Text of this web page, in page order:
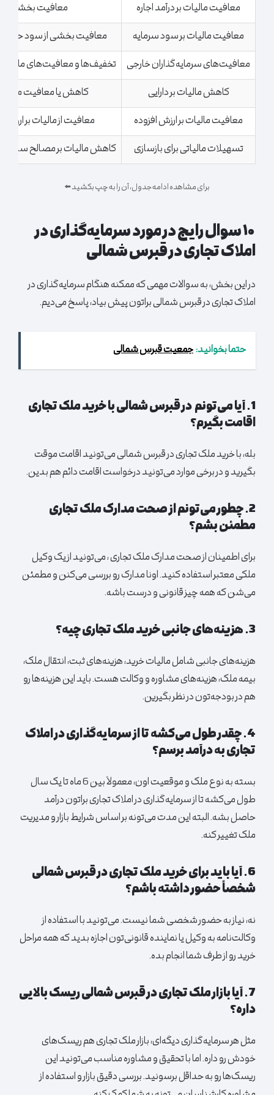
معافیت مالیات بر درآمد اجاره
معافیت بخشی از
معافیت مالیات بر سود سرمایه
معافیت بخشی از سود حاصل
معافیت‌های سرمایه‌گذاران خارجی
تخفیف‌ها و معافیت‌های
کاهش مالیات بر دارایی
کاهش یا معافیت مالیات
معافیت مالیات بر ارزش افزوده
معافیت از مالیات بر ارزش
تسهیلات مالیاتی برای بازسازی
کاهش مالیات بر مصالح
برای مشاهده ادامه جدول، آن را به چپ بکشید ⬅️
سوال رایج در مورد سرمایه‌گذاری در
املاک تجاری در قبرس شمالی
در این بخش، به سوالات مهمی که ممکنه هنگام سرمایه‌گذاری در
املاک تجاری در قبرس شمالی براتون پیش بیاد، پاسخ می‌دیم.
حتما بخوانید:جمعیت قبرس شمالی
1. آیا می‌تونم در قبرس شمالی با خرید ملک تجاری
اقامت بگیرم؟
بله، با خرید ملک تجاری در قبرس شمالی می‌تونید اقامت موقت
بگیرید و در برخی موارد می‌تونید درخواست اقامت دائم هم بدین.
2. چطور می‌تونم از صحت مدارک ملک تجاری
مطمئن بشم؟
برای اطمینان از صحت مدارک ملک تجاری ، می‌تونید از یک وکیل
ملکی معتبر استفاده کنید. اونا مدارک رو بررسی می‌کنن و مطمئن
می‌شن که همه چیز قانونی و درست باشه.
3. هزینه‌های جانبی خرید ملک تجاری چیه؟
هزینه‌های جانبی شامل مالیات خرید، هزینه‌های ثبت، انتقال ملک،
بیمه ملک، هزینه‌های مشاوره و وکالت هست. باید این هزینه‌ها رو
هم در بودجه‌تون در نظر بگیرین.
4. چقدر طول می‌کشه تا از سرمایه‌گذاری در املاک
تجاری به درآمد برسم؟
بسته به نوع ملک و موقعیت اون، معمولاً بین 6 ماه تا یک سال
طول می‌کشه تا از سرمایه‌گذاری در املاک تجاری براتون درآمد
حاصل بشه. البته این مدت می‌تونه بر اساس شرایط بازار و مدیریت
ملک تغییر کنه.
6. آیا باید برای خرید ملک تجاری در قبرس شمالی
شخصاً حضور داشته باشم؟
نه، نیاز به حضور شخصی شما نیست. می‌تونید با استفاده از
وکالت‌نامه به وکیل یا نماینده قانونی‌تون اجازه بدید که همه مراحل
خرید رو از طرف شما انجام بده.
7. آیا بازار ملک تجاری در قبرس شمالی ریسک بالایی
داره؟
مثل هر سرمایه‌گذاری دیگه‌ای، بازار ملک تجاری هم ریسک‌های
خودش رو داره. اما با تحقیق و مشاوره مناسب می‌تونید این
ریسک‌ها رو به حداقل برسونید. بررسی دقیق بازار و استفاده از